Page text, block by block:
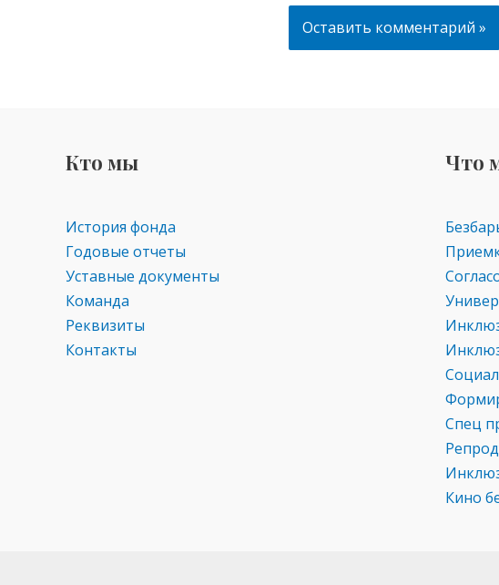
Кто мы
История фонда
Годовые отчеты
Уставные документы
Команда
Реквизиты
Контакты
Что
Спец
Кино